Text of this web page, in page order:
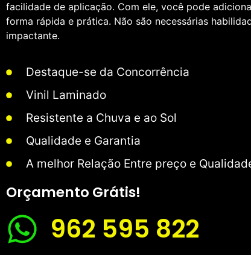
facilidade de aplicação. Com ele, você pode
forma rápida e prática. Não são necessárias
impactante.
Destaque-se da Concorrência
Vinil Laminado
Resistente a Chuva e ao Sol
Qualidade e Garantia
A melhor Relação Entre preço e
Orçamento Grátis!
962 595 822